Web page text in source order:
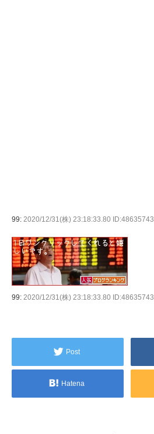
99: 2020/12/31(株) 23:18:33.80 ID:48635743
99: 2020/12/31(株) 23:18:33.80 ID:48635743
Post
Hatena